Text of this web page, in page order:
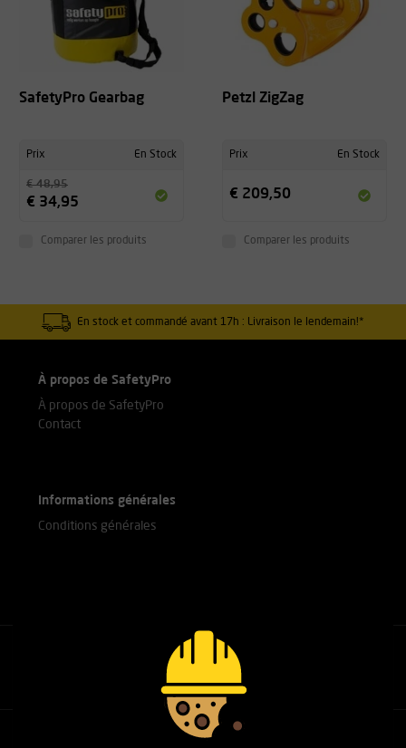
SafetyPro Gearbag
Prix En Stock
€ 48,95
€ 34,95
Comparer les produits
Petzl ZigZag
Prix En Stock
€ 209,50
Comparer les produits
En stock et commandé avant 17h : Livraison le lendemain!*
À propos de SafetyPro
À propos de SafetyPro
Contact
Informations générales
Conditions générales
Appelez nos experts
+31(0)76 751 25 18